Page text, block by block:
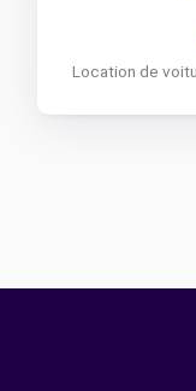
Location de